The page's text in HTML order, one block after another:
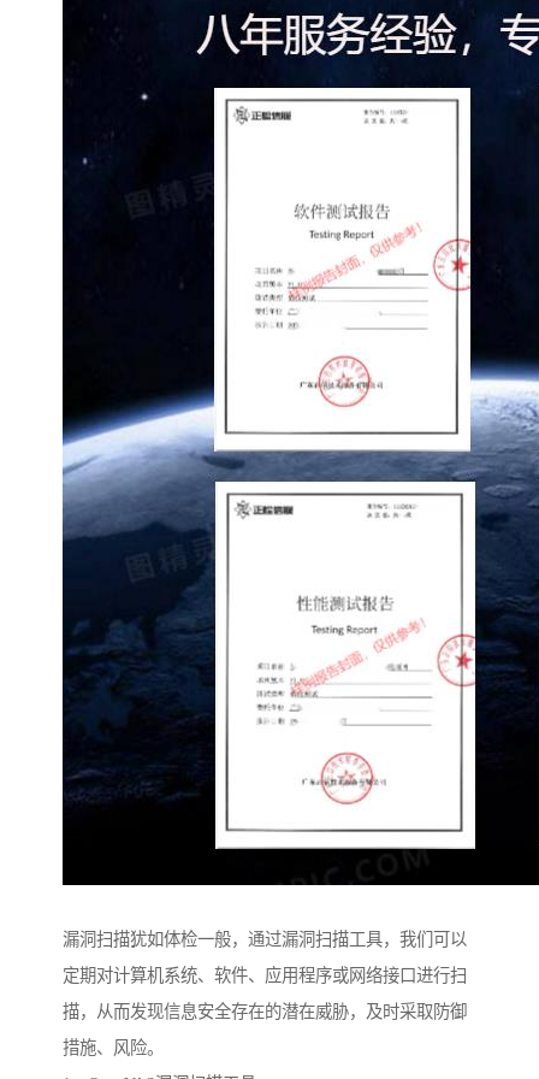
漏洞扫描犹如体检一般，通过漏洞扫描工具，我们可以
定期对计算机系统、软件、应用程序或网络接口进行扫
描，从而发现信息安全存在的潜在威胁，及时采取防御
措施、风险。